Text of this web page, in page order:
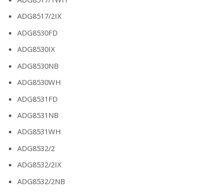
ADG8517/2IX
ADG8530FD
ADG8530IX
ADG8530NB
ADG8530WH
ADG8531FD
ADG8531NB
ADG8531WH
ADG8532/2
ADG8532/2IX
ADG8532/2NB